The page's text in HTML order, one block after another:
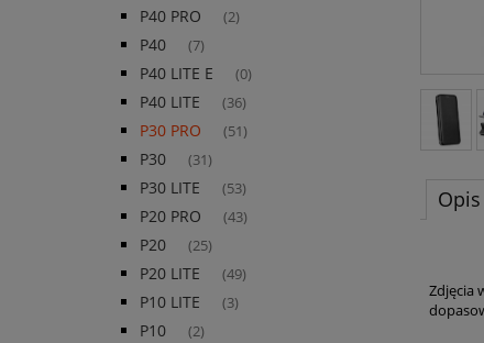
P40 PRO (2)
P40 (7)
P40 LITE E (0)
P40 LITE (36)
P30 PRO (51)
P30 (31)
P30 LITE (53)
P20 PRO (43)
P20 (25)
P20 LITE (49)
P10 LITE (3)
P10 (2)
Opis
Zdjęcia